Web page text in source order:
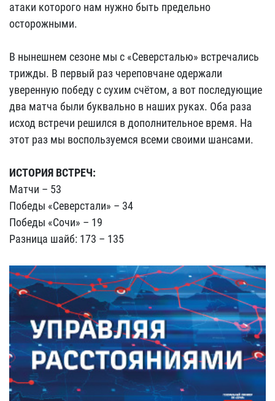
атаки которого нам нужно быть предельно
осторожными.
В нынешнем сезоне мы с «Северсталью» встречались
трижды. В первый раз череповчане одержали
уверенную победу с сухим счётом, а вот последующие
два матча были буквально в наших руках. Оба раза
исход встречи решился в дополнительное время. На
этот раз мы воспользуемся всеми своими шансами.
ИСТОРИЯ ВСТРЕЧ:
Матчи – 53
Победы «Северстали» – 34
Победы «Сочи» – 19
Разница шайб: 173 – 135